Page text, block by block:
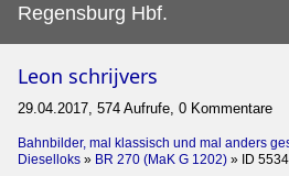
Regensburg Hbf.
Leon schrijvers
29.04.2017, 574 Aufrufe, 0 Kommentare
Bahnbilder, mal klassisch und mal anders
Dieselloks » BR 270 (MaK G 1202) » ID